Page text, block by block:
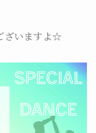
ざいますよ☆